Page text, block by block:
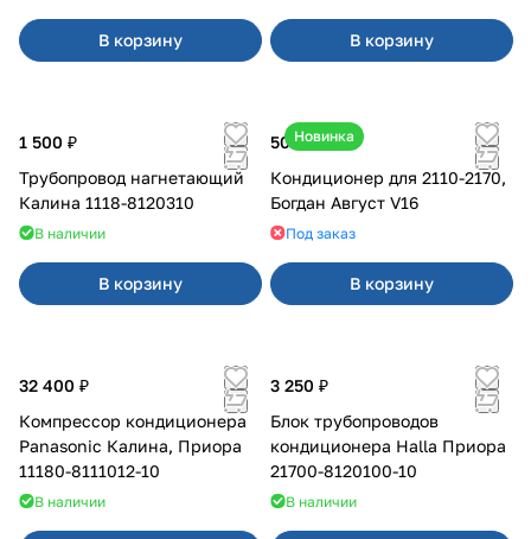
В корзину В корзину
1 500 ₽
Трубопровод нагнетающий
Калина 1118-8120310
В наличии
В корзину
Новинка
50 000 ₽
Кондиционер для 2110-2170,
Богдан Август V16
Под заказ
В корзину
32 400 ₽
Компрессор кондиционера
Panasonic Калина, Приора
11180-8111012-10
В наличии
3 250 ₽
Блок трубопроводов
кондиционера Halla Приора
21700-8120100-10
В наличии